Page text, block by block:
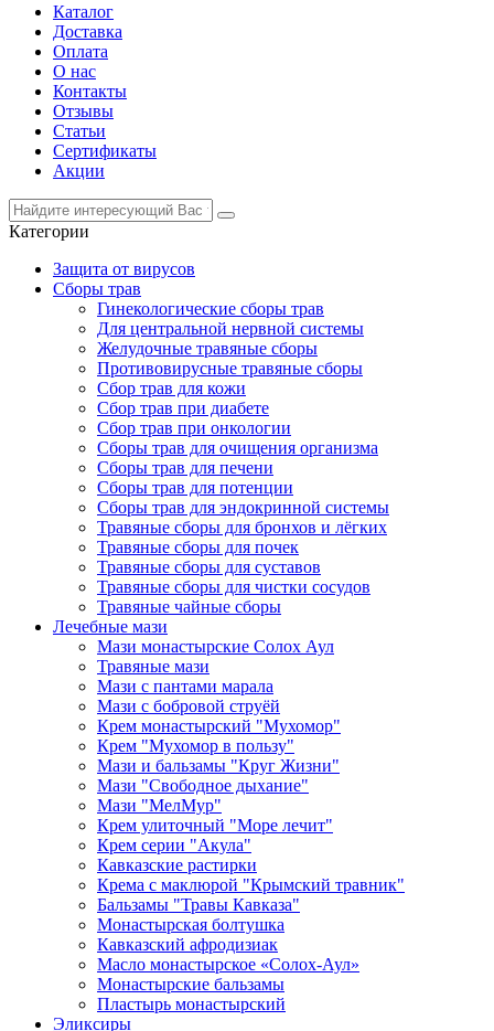
Каталог
Доставка
Оплата
О нас
Контакты
Отзывы
Статьи
Сертификаты
Акции
Категории
Защита от вирусов
Сборы трав
Гинекологические сборы трав
Для центральной нервной системы
Желудочные травяные сборы
Противовирусные травяные сборы
Сбор трав для кожи
Сбор трав при диабете
Сбор трав при онкологии
Сборы трав для очищения организма
Сборы трав для печени
Сборы трав для потенции
Сборы трав для эндокринной системы
Травяные сборы для бронхов и лёгких
Травяные сборы для почек
Травяные сборы для суставов
Травяные сборы для чистки сосудов
Травяные чайные сборы
Лечебные мази
Мази монастырские Солох Аул
Травяные мази
Мази с пантами марала
Мази с бобровой струёй
Крем монастырский "Мухомор"
Крем "Мухомор в пользу"
Мази и бальзамы "Круг Жизни"
Мази "Свободное дыхание"
Мази "МелМур"
Крем улиточный "Море лечит"
Крем серии "Акула"
Кавказские растирки
Крема с маклюрой "Крымский травник"
Бальзамы "Травы Кавказа"
Монастырская болтушка
Кавказский афродизиак
Масло монастырское «Солох-Аул»
Монастырские бальзамы
Пластырь монастырский
Эликсиры